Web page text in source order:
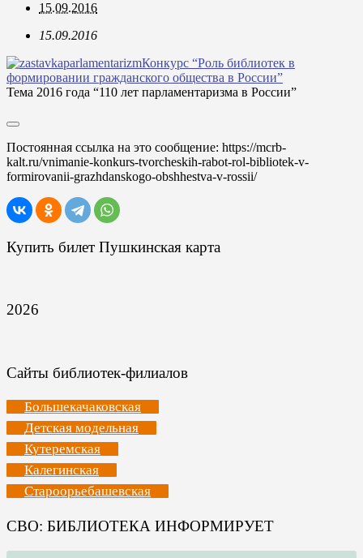
15.09.2016
15.09.2016
Конкурс “Роль библиотек в
формировании гражданского общества в России”
Тема 2016 года “110 лет парламентаризма в России”
Постоянная ссылка на это сообщение: https://mcrb-
kalt.ru/vnimanie-konkurs-tvorcheskih-rabot-rol-bibliotek-v-
formirovanii-grazhdanskogo-obshhestva-v-rossii/
Купить билет Пушкинская карта
2026
Сайты библиотек-филиалов
Большекачаковская
Детская модельная
Кутеремская
Калегинская
Староорьебашевская
СВО: БИБЛИОТЕКА ИНФОРМИРУЕТ